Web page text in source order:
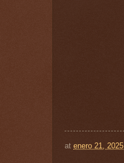
at enero 21, 2025